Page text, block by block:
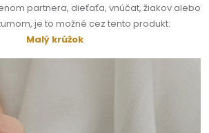
partnera, dieťaťa, vnúčat, žiakov alebo
je to možné cez tento produkt:
Malý krúžok